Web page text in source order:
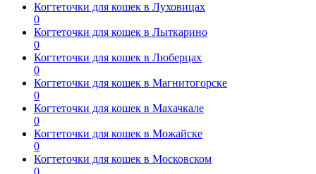
Когтеточки для кошек в Луховицах
0
Когтеточки для кошек в Лыткарино
0
Когтеточки для кошек в Люберцах
0
Когтеточки для кошек в Магнитогорске
0
Когтеточки для кошек в Махачкале
0
Когтеточки для кошек в Можайске
0
Когтеточки для кошек в Московском
0